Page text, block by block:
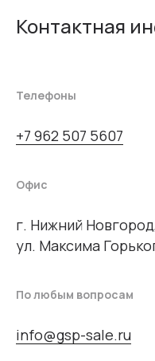
Контактная
Телефоны
+7 962 507 5607
Офис
г. Нижний
ул. Максима
По любым вопросам
info@gsp-sale.ru